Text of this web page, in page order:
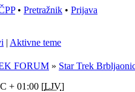
• Pretražnik • Prijava
| Aktivne teme
FORUM » Star Trek
+ 01:00 [LJV]